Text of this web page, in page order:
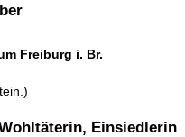
Freiburg i. Br.
Einsiedlerin